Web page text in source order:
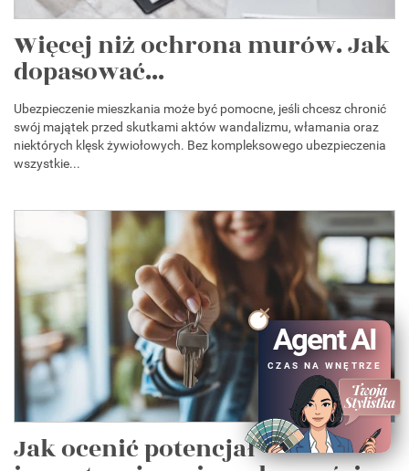
Więcej niż ochrona murów. Jak
dopasować...
Ubezpieczenie mieszkania może być pomocne, jeśli chcesz chronić
swój majątek przed skutkami aktów wandalizmu, włamania oraz
niektórych klęsk żywiołowych. Bez kompleksowego ubezpieczenia
wszystkie...
Jak ocenić potencjał
Agent AI
CZAS NA WNĘTRZE